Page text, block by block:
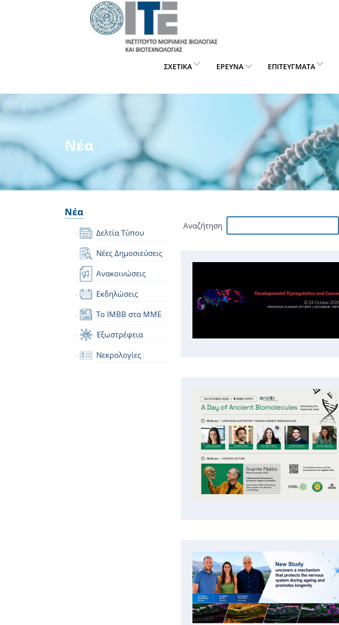
ΣΧΕΤΙΚΆ ΈΡΕΥΝΑ ΕΠΙΤΕΎΓΜΑΤΑ
Νέα
Νέα
Δελτία Τύπου
Νέες Δημοσιεύσεις
Ανακοινώσεις
Εκδηλώσεις
Το IMBB στα ΜΜΕ
Εξωστρέφεια
Νεκρολογίες
Αναζήτηση